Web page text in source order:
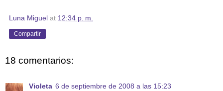
Luna Miguel at 12:34 p. m.
Compartir
18 comentarios:
Violeta 6 de septiembre de 2008 a las 15:23